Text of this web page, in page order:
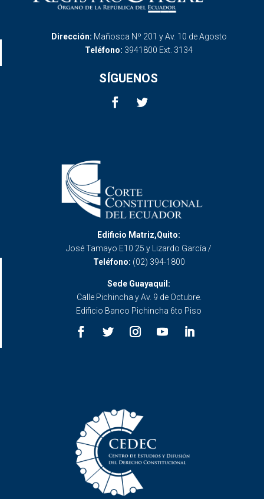
Dirección: Mañosca Nº 201 y Av. 10 de Agosto
Teléfono: 3941800 Ext. 3134
SÍGUENOS
Edificio Matriz,Quito:
José Tamayo E10 25 y Lizardo García /
Teléfono: (02) 394-1800
Sede Guayaquil:
Calle Pichincha y Av. 9 de Octubre.
Edificio Banco Pichincha 6to Piso